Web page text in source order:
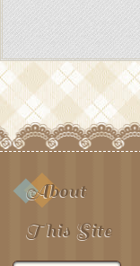
About
This Site